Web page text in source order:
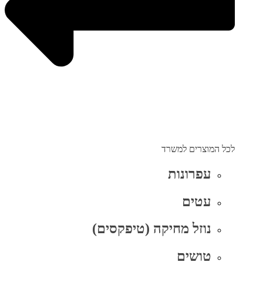
לכל המוצרים למשרד
עפרונות
עטים
נוזל מחיקה (טיפקסים)
טושים